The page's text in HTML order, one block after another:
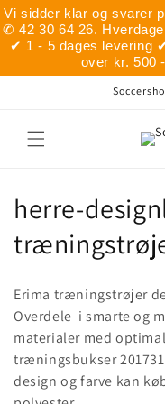
Vi sidder klar og svarer
✆ 42 30 64 26.
✔ 1 - 5 dages levering
over kr. 500
Gå til
indhold
K
o
l
e
k
herre-
Erima træningstrøjer
Overdele i smarte og
materialer med
træningsbukser
design og farve kan